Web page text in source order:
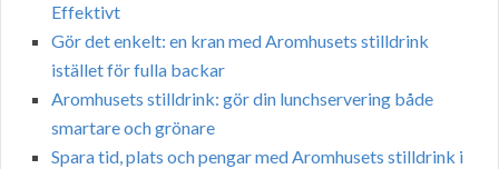
Effektivt
Gör det enkelt: en kran med Aromhusets stilldrink
istället för fulla backar
Aromhusets stilldrink: gör din lunchservering både
smartare och grönare
Spara tid, plats och pengar med Aromhusets stilldrink i